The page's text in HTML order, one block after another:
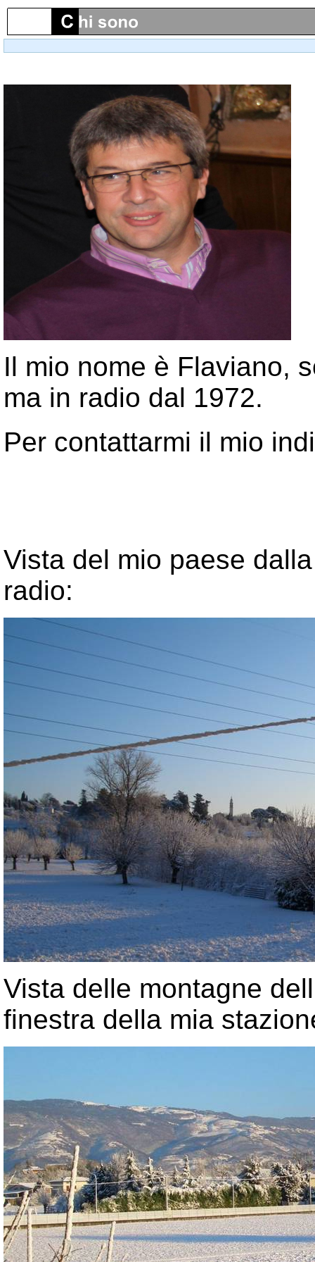
Il mio nome è Flaviano,
ma in radio dal 1972.
Per contattarmi il mio
Vista del mio paese
radio:
Vista delle montagne
finestra della mia